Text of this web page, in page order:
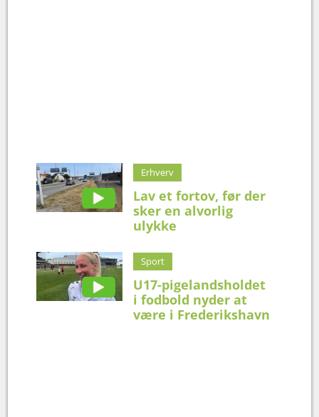
Erhverv
Lav et fortov, før der
sker en alvorlig
ulykke
Sport
U17-pigelandsholdet
i fodbold nyder at
være i Frederikshavn